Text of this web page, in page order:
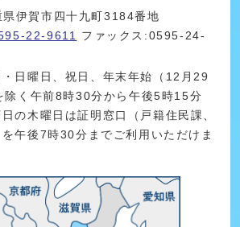
伊賀市四十九町3184番地
22-9611
ファックス:0595-24-
日曜日、祝日、年末年始（12月29
除く午前8時30分から午後5時15分
の木曜日は証明窓口（戸籍住民課、
午後7時30分までご利用いただけま